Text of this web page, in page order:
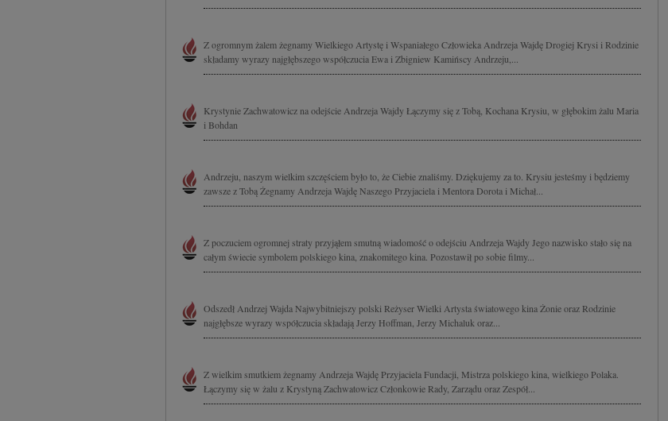
Z ogromnym żalem żegnamy Wielkiego Artystę i Wspaniałego Człowieka Andrzeja Wajdę Drogiej Krysi i Rodzinie
składamy wyrazy najgłębszego współczucia Ewa i Zbigniew Kamińscy Andrzeju,...
Krystynie Zachwatowicz na odejście Andrzeja Wajdy Łączymy się z Tobą, Kochana Krysiu, w głębokim żalu Maria
i Bohdan
Andrzeju, naszym wielkim szczęściem było to, że Ciebie znaliśmy. Dziękujemy za to. Krysiu jesteśmy i będziemy
zawsze z Tobą Żegnamy Andrzeja Wajdę Naszego Przyjaciela i Mentora Dorota i Michał...
Z poczuciem ogromnej straty przyjąłem smutną wiadomość o odejściu Andrzeja Wajdy Jego nazwisko stało się na
całym świecie symbolem polskiego kina, znakomitego kina. Pozostawił po sobie filmy...
Odszedł Andrzej Wajda Najwybitniejszy polski Reżyser Wielki Artysta światowego kina Żonie oraz Rodzinie
najgłębsze wyrazy współczucia składają Jerzy Hoffman, Jerzy Michaluk oraz...
Z wielkim smutkiem żegnamy Andrzeja Wajdę Przyjaciela Fundacji, Mistrza polskiego kina, wielkiego Polaka.
Łączymy się w żalu z Krystyną Zachwatowicz Członkowie Rady, Zarządu oraz Zespół...